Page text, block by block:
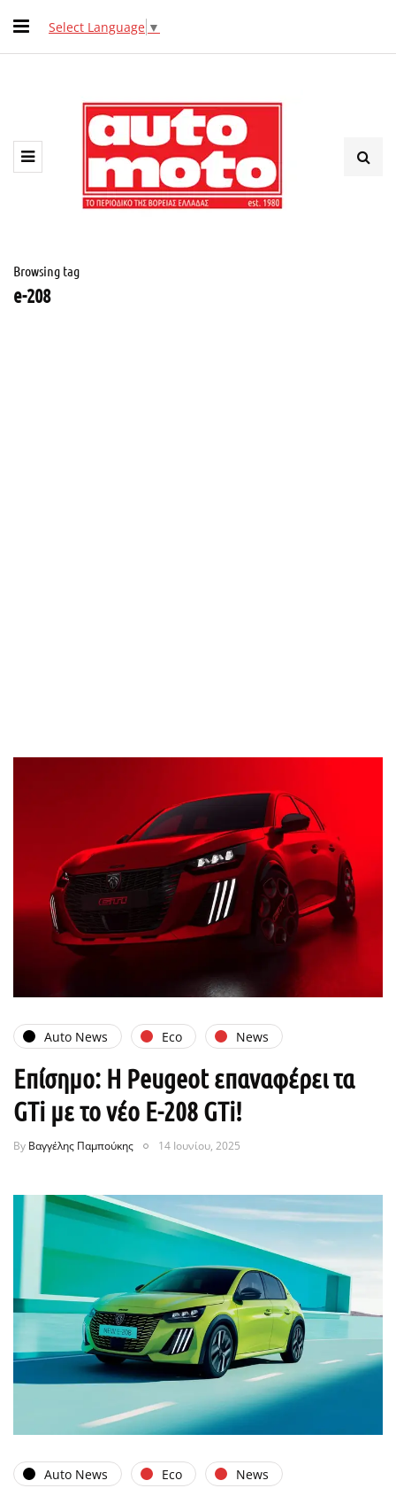
Select Language ▼
Browsing tag
e-208
Auto News Eco News
Επίσημο: H Peugeot επαναφέρει τα
GTi με το νέο E-208 GTi!
By Βαγγέλης Παμπούκης 14 Ιουνίου, 2025
Auto News Eco News